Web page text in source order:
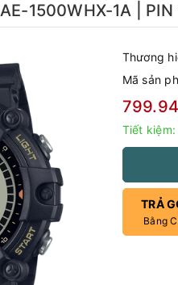
1500WHX-1A |
Thương
Mã sản
Tiết kiệm:
TRẢ
Bằng